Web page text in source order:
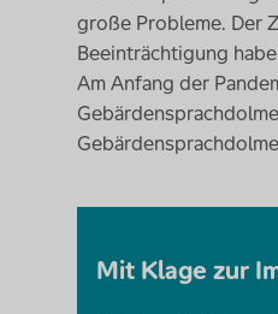
große Probleme. Der
Beeinträchtigung
Am Anfang der
Mit Klage zur